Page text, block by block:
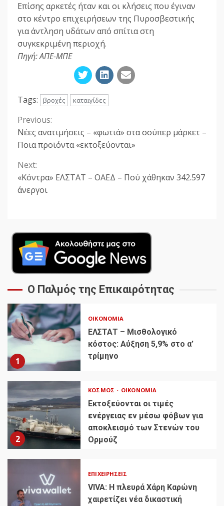
Επίσης αρκετές ήταν και οι κλήσεις που έγιναν
στο κέντρο επιχειρήσεων της Πυροσβεστικής
για άντληση υδάτων από σπίτια στη
συγκεκριμένη περιοχή.
Πηγή: ΑΠΕ-ΜΠΕ
Tags: βροχές καταιγίδες
Continue
Reading
Previous:
Νέες ανατιμήσεις – «φωτιά» στα σούπερ μάρκετ –
Ποια προϊόντα «εκτοξεύονται»
Next:
«Κόντρα» ΕΛΣΤΑΤ – ΟΑΕΔ – Πού χάθηκαν 342.597
άνεργοι
Ο Παλμός της Επικαιρότητας
1
ΟΙΚΟΝΟΜΊΑ
ΕΛΣΤΑΤ – Μισθολογικό
κόστος: Αύξηση 5,9% στο α’
τρίμηνο
2
ΚΌΣΜΟΣ ΟΙΚΟΝΟΜΊΑ
Εκτοξεύονται οι τιμές
ενέργειας εν μέσω φόβων για
αποκλεισμό των Στενών του
Ορμούζ
ΕΠΙΧΕΙΡΉΣΕΙΣ
VIVA: Η πλευρά Χάρη Καρώνη
χαιρετίζει νέα δικαστική